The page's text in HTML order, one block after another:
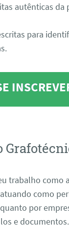
autênticas da
para
trabalho como
como
por
e documentos.